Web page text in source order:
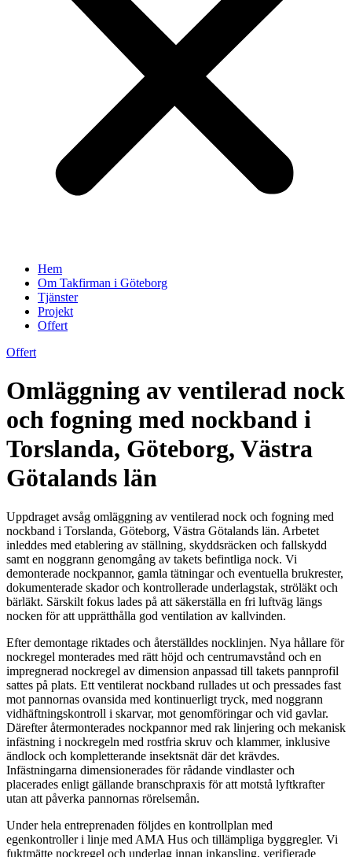
Hem
Om Takfirman i Göteborg
Tjänster
Projekt
Offert
Offert
Omläggning av ventilerad nock
och fogning med nockband i
Torslanda, Göteborg, Västra
Götalands län
Uppdraget avsåg omläggning av ventilerad nock och fogning med
nockband i Torslanda, Göteborg, Västra Götalands län. Arbetet
inleddes med etablering av ställning, skyddsräcken och fallskydd
samt en noggrann genomgång av takets befintliga nock. Vi
demonterade nockpannor, gamla tätningar och eventuella brukrester,
dokumenterade skador och kontrollerade underlagstak, ströläkt och
bärläkt. Särskilt fokus lades på att säkerställa en fri luftväg längs
nocken för att upprätthålla god ventilation av kallvinden.
Efter demontage riktades och återställdes nocklinjen. Nya hållare för
nockregel monterades med rätt höjd och centrumavstånd och en
impregnerad nockregel av dimension anpassad till takets pannprofil
sattes på plats. Ett ventilerat nockband rullades ut och pressades fast
mot pannornas ovansida med kontinuerligt tryck, med noggrann
vidhäftningskontroll i skarvar, mot genomföringar och vid gavlar.
Därefter återmonterades nockpannor med rak linjering och mekanisk
infästning i nockregeln med rostfria skruv och klammer, inklusive
ändlock och kompletterande insektsnät där det krävdes.
Infästningarna dimensionerades för rådande vindlaster och
placerades enligt gällande branschpraxis för att motstå lyftkrafter
utan att påverka pannornas rörelsemån.
Under hela entreprenaden följdes en kontrollplan med
egenkontroller i linje med AMA Hus och tillämpliga byggregler. Vi
fuktmätte nockregel och underlag innan inkapsling, verifierade